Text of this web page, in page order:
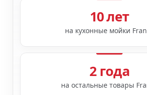
10 лет
на кухонные мойки
2 года
на остальные товары